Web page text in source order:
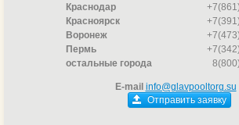
Краснодар
Красноярск
Воронеж
Пермь
остальные города
E-mail info@glavpooltorg.su
Отправить заявку